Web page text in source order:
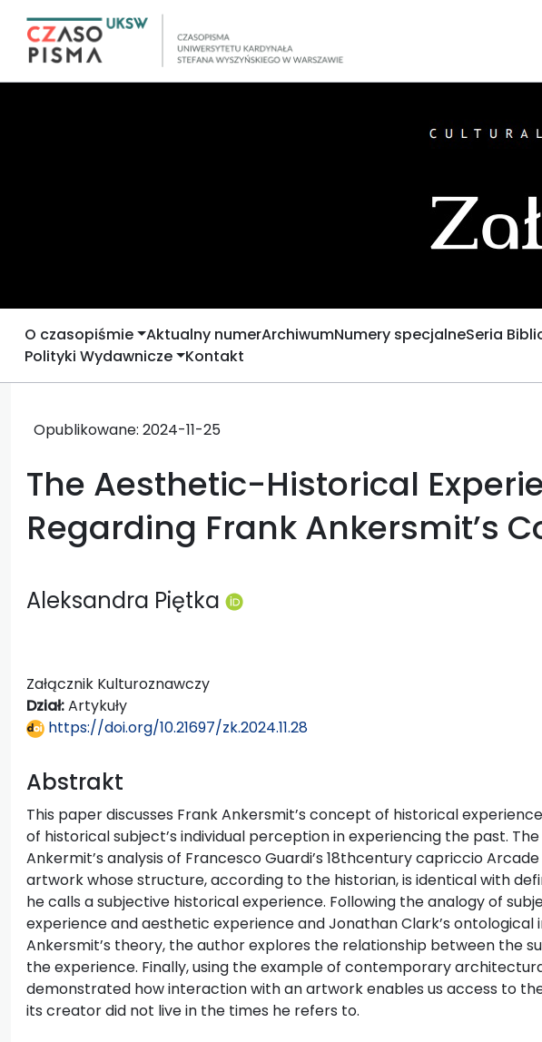
O czasopiśmie Aktualny numerArchiwumNumery specjalneSeria
Polityki Wydawnicze Kontakt
Opublikowane: 2024-11-25
The Aesthetic-Historical
Regarding Frank Ankersmit’s
Aleksandra Piętka
Załącznik Kulturoznawczy
Dział:Artykuły
https://doi.org/10.21697/zk.2024.11.28
Abstrakt
This paper discusses Frank Ankersmit’s concept of historical
of historical subject’s individual perception in experiencing the past.
Ankermit’s analysis of Francesco Guardi’s 18thcentury capriccio
artwork whose structure, according to the historian, is identical with
he calls a subjective historical experience. Following the analogy of
experience and aesthetic experience and Jonathan Clark’s ontological
Ankersmit’s theory, the author explores the relationship between the
the experience. Finally, using the example of contemporary
demonstrated how interaction with an artwork enables us access to
its creator did not live in the times he refers to.